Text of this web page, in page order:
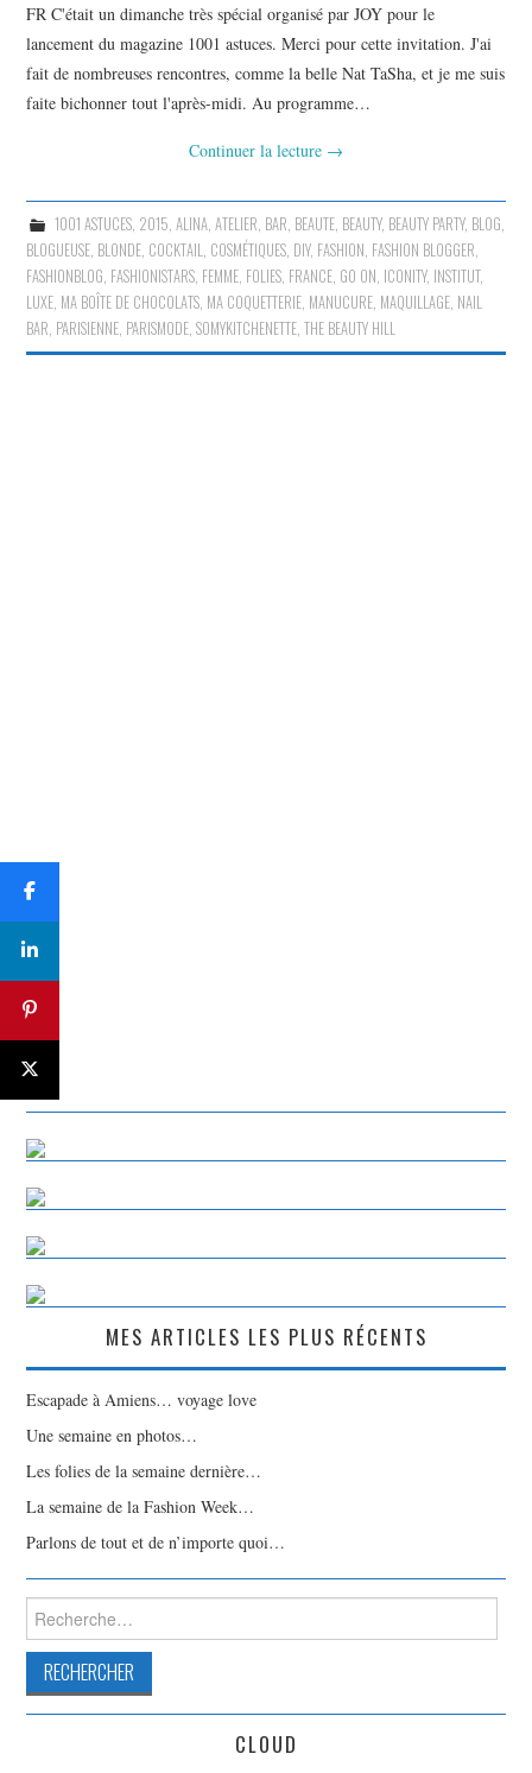
FR C'était un dimanche très spécial organisé par JOY pour le
lancement du magazine 1001 astuces. Merci pour cette invitation. J'ai
fait de nombreuses rencontres, comme la belle Nat TaSha, et je me suis
faite bichonner tout l'après-midi. Au programme…
Continuer la lecture →
1001 ASTUCES, 2015 ALINA, ATELIER BAR BEAUTE, BEAUTY, BEAUTY PARTY, BLOG
BLOGUEUSE BLONDE COCKTAIL COSMÉTIQUES DIY, FASHION FASHION BLOGGER
FASHIONBLOG FASHIONISTARS FEMME FOLIES FRANCE GO ON ICONITY, INSTITUT,
LUXE MA BOÎTE DE CHOCOLATS MA COQUETTERIE MANUCURE MAQUILLAGE NAIL
BAR PARISIENNE PARISMODE ,SOMYKITCHENETTE ,THE BEAUTY HILL
MES ARTICLES LES PLUS RÉCENTS
Escapade à Amiens… voyage love
Une semaine en photos…
Les folies de la semaine dernière…
La semaine de la Fashion Week…
Parlons de tout et de n’importe quoi…
CLOUD